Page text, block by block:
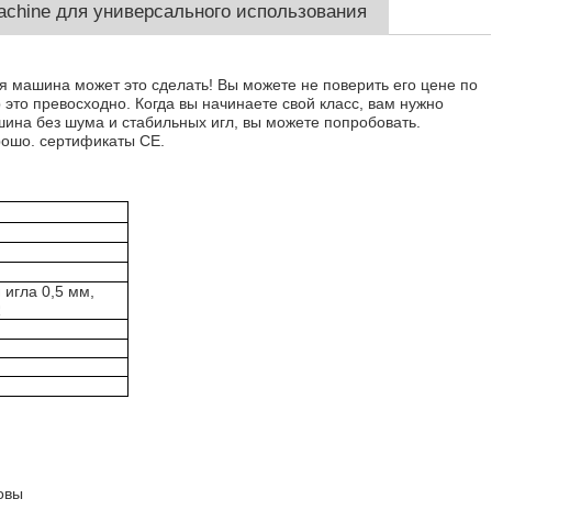
для универсального использования
машина может это сделать! Вы можете не поверить его цене по
превосходно. Когда вы начинаете свой класс, вам нужно
без шума и стабильных игл, вы можете попробовать.
сертификаты СЕ.
0,5 мм,